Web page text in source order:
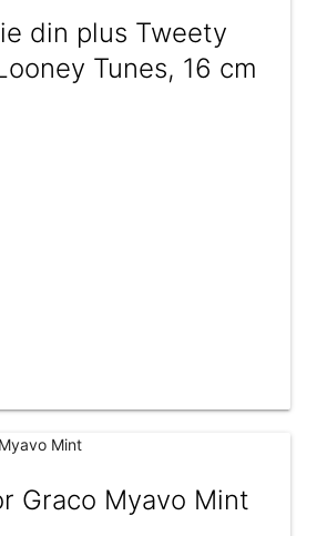
din plus Tweety
Tunes, 16 cm
Graco Myavo Mint